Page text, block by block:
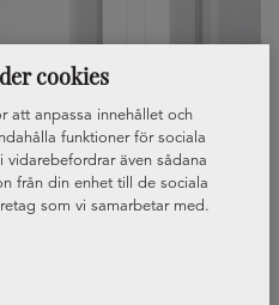
cookies
att anpassa innehållet och
funktioner för sociala
vidarebefordrar även sådana
från din enhet till de sociala
som vi samarbetar med.
med annan information
16, vitrin
+27